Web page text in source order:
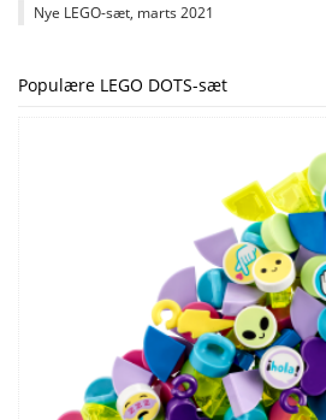
Nye LEGO-sæt, marts 2021
Populære LEGO DOTS-sæt